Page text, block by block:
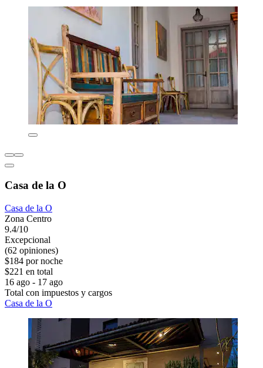
Casa de la O
Casa de la O
Zona Centro
9.4/10
Excepcional
(62 opiniones)
$184 por noche
$221 en total
16 ago - 17 ago
Total con impuestos y cargos
Casa de la O